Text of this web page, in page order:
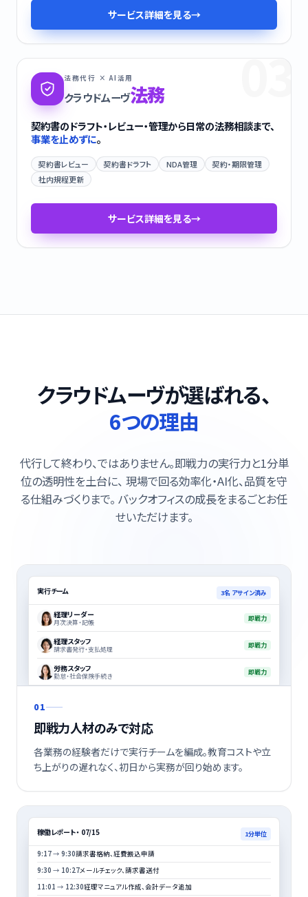
サービス詳細を見る→
03
法務代行 × AI活用
クラウドムーヴ法務
契約書のドラフト・レビュー・管理から日常の法務相談まで、
事業を止めずに。
契約書レビュー 契約書ドラフト NDA管理
契約・期限管理
社内規程更新
サービス詳細を見る→
クラウドムーヴが選ばれる、
6つの理由
代行して終わり、ではありません。即戦力の実行力と1分単
位の透明性を土台に、 現場で回る効率化・AI化、品質を守
る仕組みづくりまで。 バックオフィスの成長をまるごとお任
せいただけます。
実行チーム 3名 アサイン済み
経理リーダー
月次決算・記帳 即戦力
経理スタッフ
請求書発行・支払処理 即戦力
労務スタッフ
勤怠・社会保険手続き 即戦力
01
即戦力人材のみで対応
各業務の経験者だけで実行チームを編成。教育コストや立
ち上がりの遅れなく、初日から実務が回り始めます。
稼働レポート ・ 07/15 1分単位
9:17→ 9:30請求書格納、経費振込申請
9:30 → 10:27メールチェック、請求書送付
11:01 → 12:30経理マニュアル作成、会計データ追加